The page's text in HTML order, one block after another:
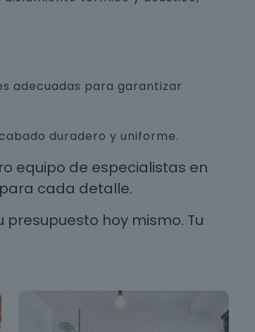
adecuadas para garantizar
duradero y uniforme.
equipo de especialistas en
cada detalle.
hoy mismo. Tu